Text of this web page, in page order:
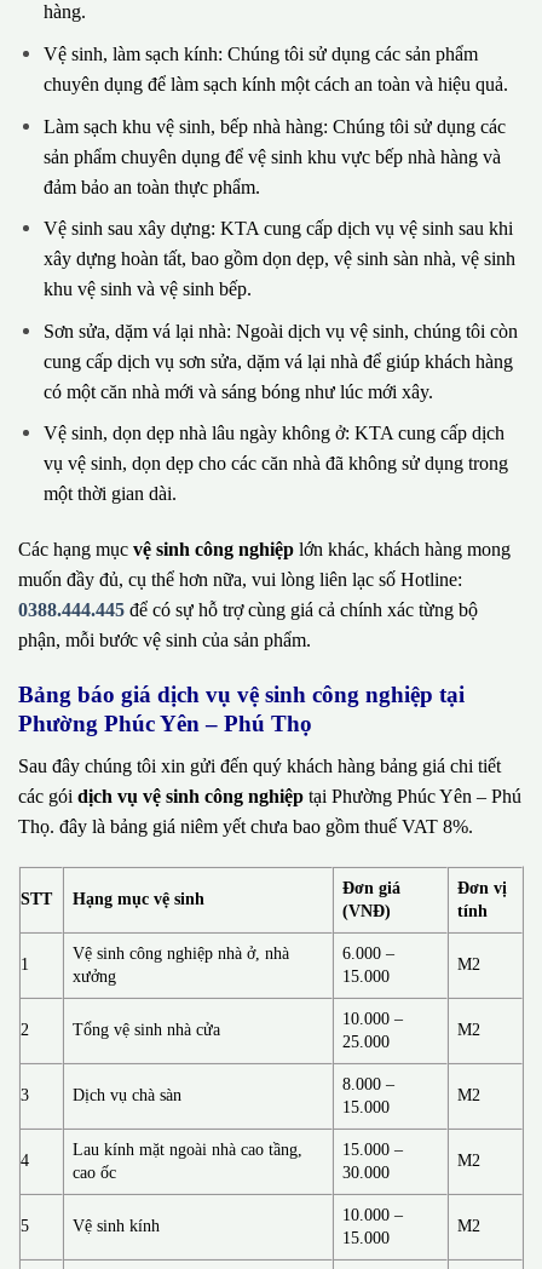
hàng.
Vệ sinh, làm sạch kính: Chúng tôi sử dụng các sản phẩm
chuyên dụng để làm sạch kính một cách an toàn và hiệu quả.
Làm sạch khu vệ sinh, bếp nhà hàng: Chúng tôi sử dụng các
sản phẩm chuyên dụng để vệ sinh khu vực bếp nhà hàng và
đảm bảo an toàn thực phẩm.
Vệ sinh sau xây dựng: KTA cung cấp dịch vụ vệ sinh sau khi
xây dựng hoàn tất, bao gồm dọn dẹp, vệ sinh sàn nhà, vệ sinh
khu vệ sinh và vệ sinh bếp.
Sơn sửa, dặm vá lại nhà: Ngoài dịch vụ vệ sinh, chúng tôi còn
cung cấp dịch vụ sơn sửa, dặm vá lại nhà để giúp khách hàng
có một căn nhà mới và sáng bóng như lúc mới xây.
Vệ sinh, dọn dẹp nhà lâu ngày không ở: KTA cung cấp dịch
vụ vệ sinh, dọn dẹp cho các căn nhà đã không sử dụng trong
một thời gian dài.
Các hạng mục vệ sinh công nghiệp lớn khác, khách hàng mong
muốn đầy đủ, cụ thể hơn nữa, vui lòng liên lạc số Hotline:
0388.444.445 để có sự hỗ trợ cùng giá cả chính xác từng bộ
phận, mỗi bước vệ sinh của sản phẩm.
Bảng báo giá dịch vụ vệ sinh công nghiệp tại
Phường Phúc Yên – Phú Thọ
Sau đây chúng tôi xin gửi đến quý khách hàng bảng giá chi tiết
các gói dịch vụ vệ sinh công nghiệp tại Phường Phúc Yên – Phú
Thọ. đây là bảng giá niêm yết chưa bao gồm thuế VAT 8%.
STT Hạng mục vệ sinh
Đơn giá
(VNĐ)
Đơn vị
tính
1
Vệ sinh công nghiệp nhà ở, nhà
xưởng
6.000 –
15.000
M2
2 Tổng vệ sinh nhà cửa
10.000 –
25.000
M2
3 Dịch vụ chà sàn
8.000 –
15.000
M2
4
Lau kính mặt ngoài nhà cao tầng,
cao ốc
15.000 –
30.000
M2
5 Vệ sinh kính
10.000 –
15.000
M2